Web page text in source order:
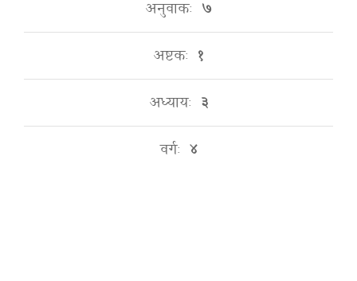
अनुवाकः ७
अष्टकः १
अध्यायः ३
वर्गः ४